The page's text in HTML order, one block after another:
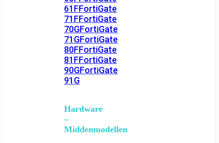
61FFortiGate
71FFortiGate
70GFortiGate
71GFortiGate
80FFortiGate
81FFortiGate
90GFortiGate
91G
Hardware
–
Middenmodellen